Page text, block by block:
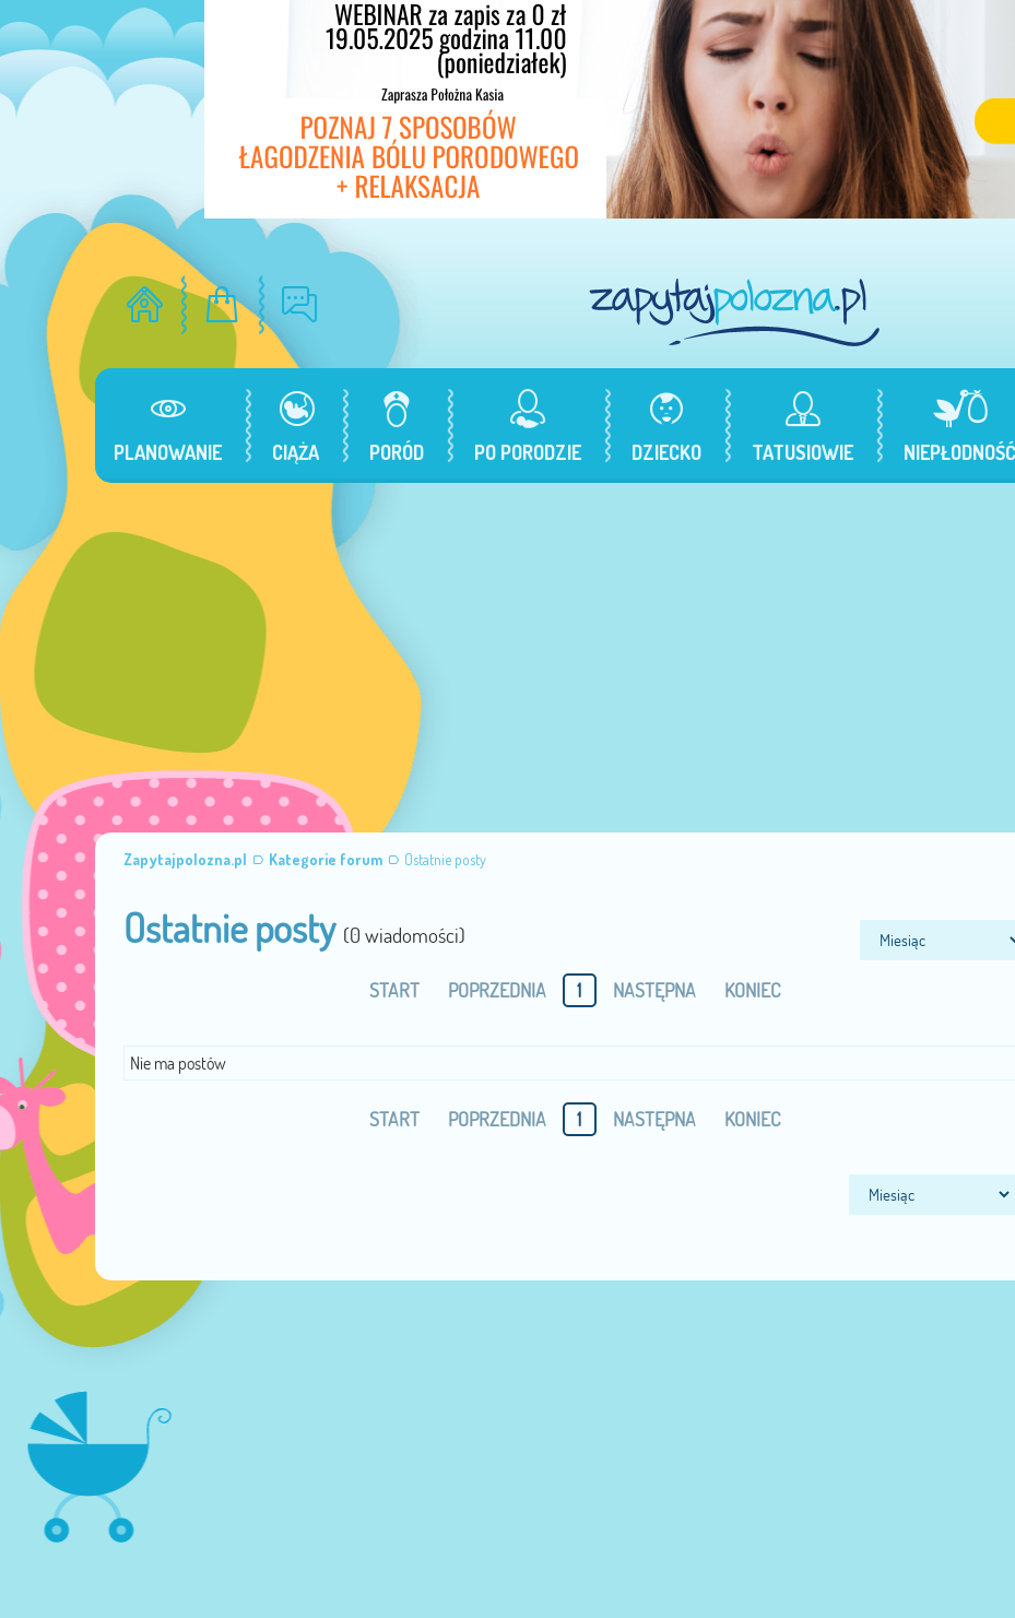
PLANOWANIE CIĄŻA PORÓD PO PORODZIE DZIECKO TATUSIOWIE NIEPŁODNOŚĆ
Zapytajpolozna.pl Kategorie forum Ostatnie posty
Ostatnie posty (0 wiadomości)
START POPRZEDNIA 1 NASTĘPNA KONIEC
Nie ma postów
START POPRZEDNIA 1 NASTĘPNA KONIEC